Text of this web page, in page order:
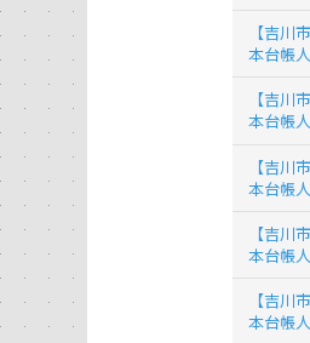
【吉川
本台帳
【吉川
本台帳
【吉川
本台帳
【吉川
本台帳
【吉川
本台帳